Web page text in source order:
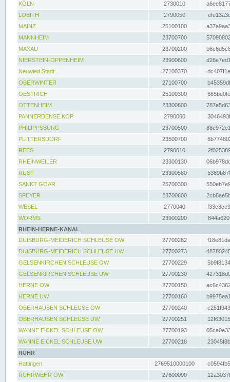
KÖLN
2730010
LOBITH
2790050
MAINZ
25100100
MANNHEIM
23700700
MAXAU
23700200
NIERSTEIN-OPPENHEIM
23900600
Neuwied Stadt
27100370
OBERWINTER
27100700
OESTRICH
25100300
OTTENHEIM
23300800
PANNERDENSE KOP
2790060
PHILIPPSBURG
23700500
PLITTERSDORF
23500700
REES
2790010
RHEINWEILER
23300130
RUST
23300580
SANKT GOAR
25700300
SPEYER
23700600
WESEL
2770040
WORMS
23900200
RHEIN-HERNE-KANAL
DUISBURG-MEIDERICH SCHLEUSE OW
27700262
DUISBURG-MEIDERICH SCHLEUSE UW
27700273
GELSENKIRCHEN SCHLEUSE OW
27700229
GELSENKIRCHEN SCHLEUSE UW
27700230
HERNE OW
27700150
HERNE UW
27700160
OBERHAUSEN SCHLEUSE OW
27700240
OBERHAUSEN SCHLEUSE UW
27700251
WANNE EICKEL SCHLEUSE OW
27700193
WANNE EICKEL SCHLEUSE UW
27700218
RUHR
Hattingen
2769510000100
RUHRWEHR OW
27600090